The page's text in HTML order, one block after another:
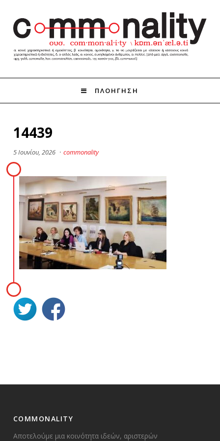
ΠΛΟΗΓΗΣΗ
14439
5 Ιουνίου, 2026 · commonality
COMMONALITY
Αποτελούμε μια κοινότητα ιδεών, αριστερών